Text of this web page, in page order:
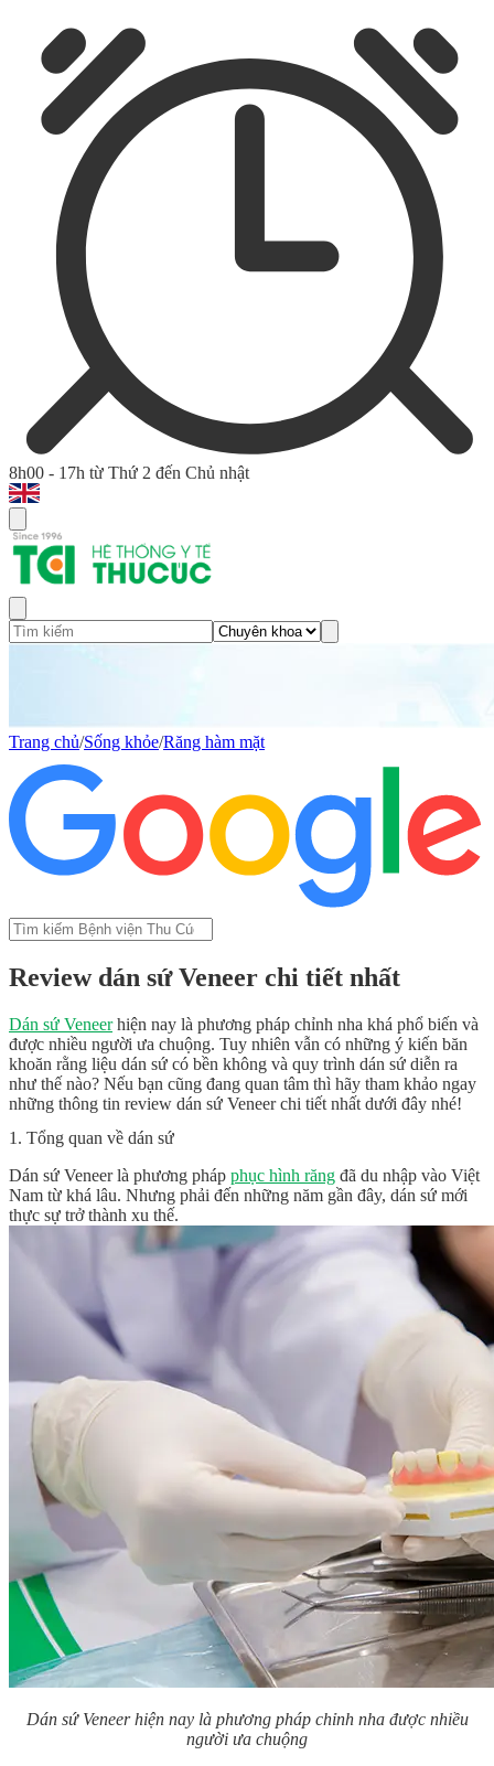
8h00 - 17h từ Thứ 2 đến Chủ nhật
Trang chủ/Sống khỏe/Răng hàm mặt
Review dán sứ Veneer chi tiết nhất
Dán sứ Veneerhiện nay là phương pháp chỉnh nha khá phổ biến và
được nhiều người ưa chuộng. Tuy nhiên vẫn có những ý kiến băn
khoăn rằng liệu dán sứ có bền không và quy trình dán sứ diễn ra
như thế nào? Nếu bạn cũng đang quan tâm thì hãy tham khảo ngay
những thông tin review dán sứ Veneerchi tiết nhất dưới đây nhé!
1. Tổng quan về dán sứ
Dán sứ Veneer là phương pháp phục hình răng đã du nhập vào Việt
Nam từ khá lâu. Nhưng phải đến những năm gần đây, dán sứ mới
thực sự trở thành xu thế.
Dán sứ Veneer hiện nay là phương pháp chỉnh nha được nhiều
người ưa chuộng